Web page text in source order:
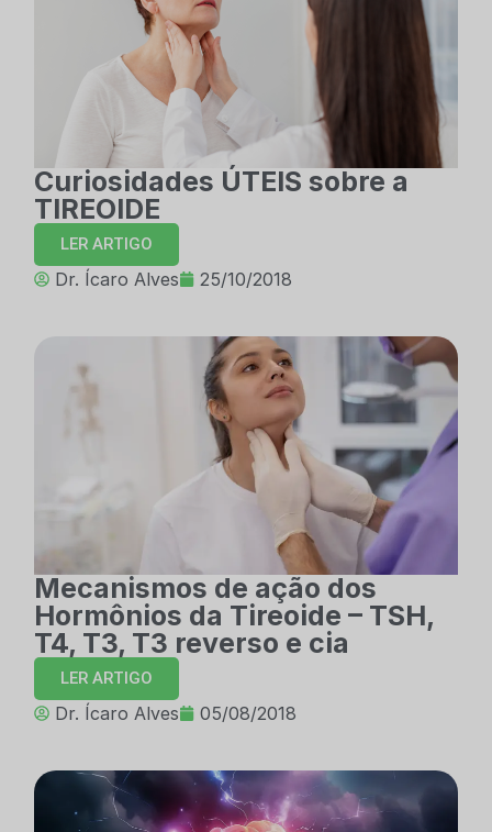
Curiosidades ÚTEIS sobre a
TIREOIDE
LER ARTIGO
Dr. Ícaro Alves 25/10/2018
Mecanismos de ação dos
Hormônios da Tireoide – TSH,
T4, T3, T3 reverso e cia
LER ARTIGO
Dr. Ícaro Alves 05/08/2018